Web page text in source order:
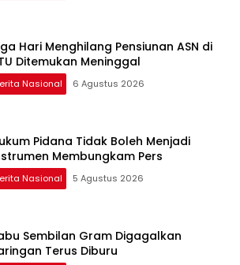
Hari Menghilang Pensiunan ASN di
Ditemukan Meninggal
Nasional 6 Agustus 2026
Pidana Tidak Boleh Menjadi
Membungkam Pers
Nasional 5 Agustus 2026
Sembilan Gram Digagalkan
Terus Diburu